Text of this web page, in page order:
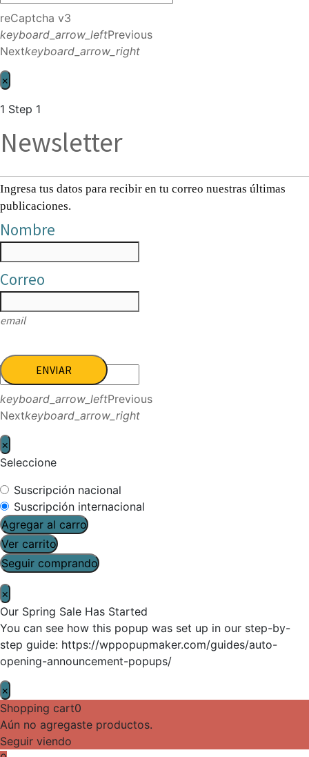
reCaptcha v3
keyboard_arrow_leftPrevious
Nextkeyboard_arrow_right
×
1 Step 1
Newsletter
Ingresa tus datos para recibir en tu correo nuestras últimas
publicaciones.
Nombre
Correo
email
ENVIAR
keyboard_arrow_leftPrevious
Nextkeyboard_arrow_right
×
Seleccione
Suscripción nacional
Suscripción internacional
Agregar al carro
Ver carrito
Seguir comprando
×
Our Spring Sale Has Started
You can see how this popup was set up in our step-by-
step guide: https://wppopupmaker.com/guides/auto-
opening-announcement-popups/
×
Shopping cart0
Aún no agregaste productos.
Seguir viendo